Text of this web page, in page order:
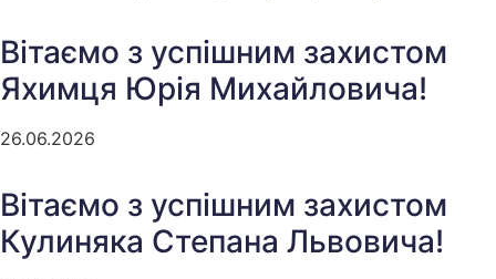
Вітаємо з успішним захистом
Яхимця Юрія Михайловича!
26.06.2026
Вітаємо з успішним захистом
Кулиняка Степана Львовича!